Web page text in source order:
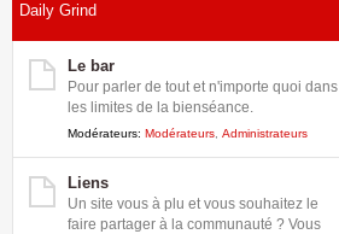
Daily Grind
Le bar
Pour parler de tout et n'importe quoi dans
les limites de la bienséance.
Modérateurs: Modérateurs Administrateurs
Liens
Un site vous à plu et vous souhaitez le
faire partager à la communauté ? Vous